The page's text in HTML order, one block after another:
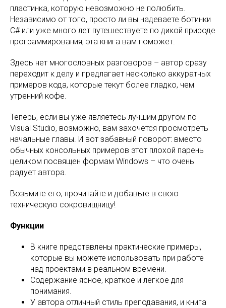
пластинка, которую невозможно не полюбить.
Независимо от того, просто ли вы надеваете ботинки
C# или уже много лет путешествуете по дикой природе
программирования, эта книга вам поможет.
Здесь нет многословных разговоров – автор сразу
переходит к делу и предлагает несколько аккуратных
примеров кода, которые текут более гладко, чем
утренний кофе.
Теперь, если вы уже являетесь лучшим другом по
Visual Studio, возможно, вам захочется просмотреть
начальные главы. И вот забавный поворот: вместо
обычных консольных примеров этот плохой парень
целиком посвящен формам Windows – что очень
радует автора.
Возьмите его, прочитайте и добавьте в свою
техническую сокровищницу!
Функции
В книге представлены практические примеры,
которые вы можете использовать при работе
над проектами в реальном времени.
Содержание ясное, краткое и легкое для
понимания.
У автора отличный стиль преподавания, и книга